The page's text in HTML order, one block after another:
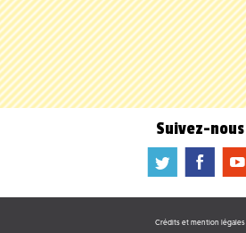
Suivez-nous
a b f
Crédits et mention légales